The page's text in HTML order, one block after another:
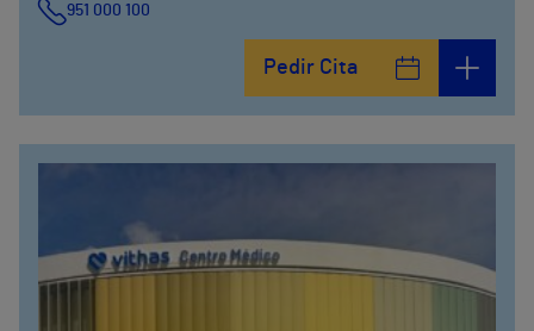
951 000 100
Pedir Cita